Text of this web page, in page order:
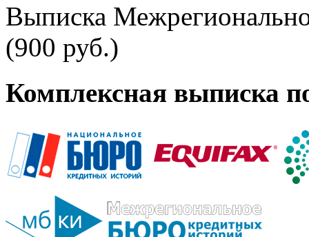
Выписка
(900 руб.)
Комплексная выписка